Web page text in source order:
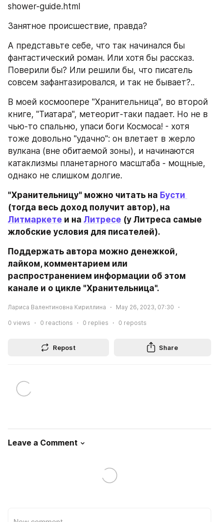
shower-guide.html
Занятное происшествие, правда?
А представьте себе, что так начинался бы
фантастический роман. Или хотя бы рассказ.
Поверили бы? Или решили бы, что писатель
совсем зафантазировался, и так не бывает?..
В моей космоопере "Хранительница", во второй
книге, "Тиатара", метеорит-таки падает. Но не в
чью-то спальню, упаси боги Космоса! - хотя
тоже довольно "удачно": он влетает в жерло
вулкана (вне обитаемой зоны), и начинаются
катаклизмы планетарного масштаба - мощные,
однако не слишком долгие.
"Хранительницу" можно читать на
Литмаркете и на Литресе (у Литреса самые
жлобские условия для писателей).
Поддержать автора можно денежкой,
лайком, комментарием или
распространением информации об этом
канале и о цикле "Хранительница".
Лариса Валентиновна Кириллина May 26, 2023, 07:30
0 views 0 reactions 0 replies 0 reposts
Repost Share
Leave a Comment